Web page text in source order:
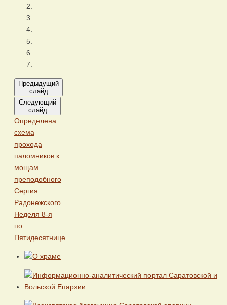
Предыдущий
слайд
Следующий
слайд
Определена
схема
прохода
паломников к
мощам
преподобного
Сергия
Радонежского
Неделя 8-я
по
Пятидесятнице